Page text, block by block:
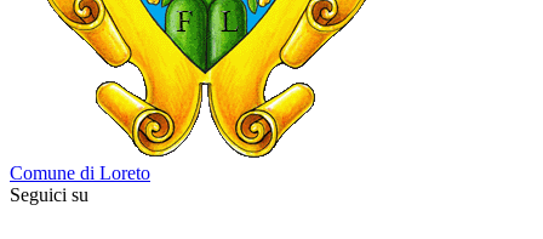
Comune di Loreto
Seguici su